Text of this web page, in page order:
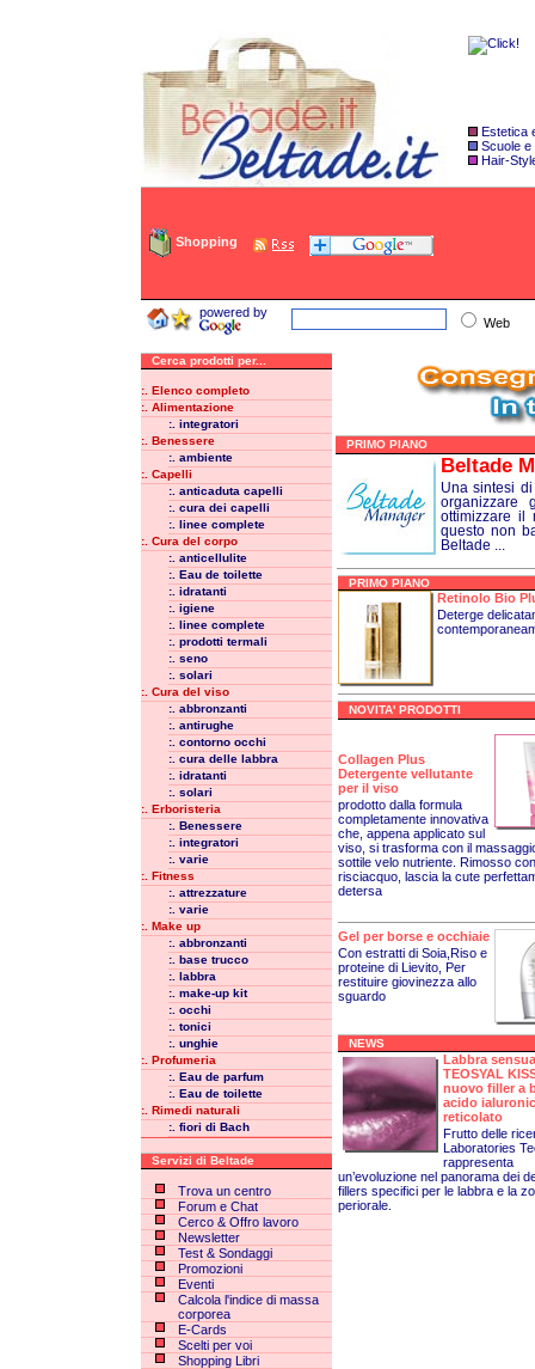
Estetica
Scuole e
Hair-
Shopping
powered by
Web
Cerca prodotti per...
:. Elenco completo
:. Alimentazione
:. integratori
:. Benessere
:. ambiente
:. Capelli
:. anticaduta capelli
:. cura dei capelli
:. linee complete
:. Cura del corpo
:. anticellulite
:. Eau de toilette
:. idratanti
:. igiene
:. linee complete
:. prodotti termali
:. seno
:. solari
:. Cura del viso
:. abbronzanti
:. antirughe
:. contorno occhi
:. cura delle labbra
:. idratanti
:. solari
:. Erboristeria
:. Benessere
:. integratori
:. varie
:. Fitness
:. attrezzature
:. varie
:. Make up
:. abbronzanti
:. base trucco
:. labbra
:. make-up kit
:. occhi
:. tonici
:. unghie
:. Profumeria
:. Eau de parfum
:. Eau de toilette
:. Rimedi naturali
:. fiori di Bach
Servizi di Beltade
Trova un centro
Forum e Chat
Cerco & Offro lavoro
Newsletter
Test & Sondaggi
Promozioni
Eventi
Calcola l'indice di massa
corporea
E-Cards
Scelti per voi
Shopping Libri
PRIMO PIANO
Beltade
Una sintesi
organizzare
ottimizzare il
questo non
Beltade ...
PRIMO PIANO
Retinolo Bio
Deterge
NOVITA' PRODOTTI
Collagen Plus
Detergente vellutante
per il viso
prodotto dalla formula
completamente innovativa
che, appena applicato sul
viso, si trasforma con il
sottile velo nutriente. Rimosso
risciacquo, lascia la cute
detersa
Gel per borse e occhiaie
Con estratti di Soia,Riso e
proteine di Lievito, Per
restituire giovinezza allo
sguardo
NEWS
Labbra
TEOSYAL
nuovo filler a
acido
reticolato
Frutto delle
Laboratories
rappresenta
un’evoluzione nel panorama dei
fillers specifici per le labbra e la
periorale.